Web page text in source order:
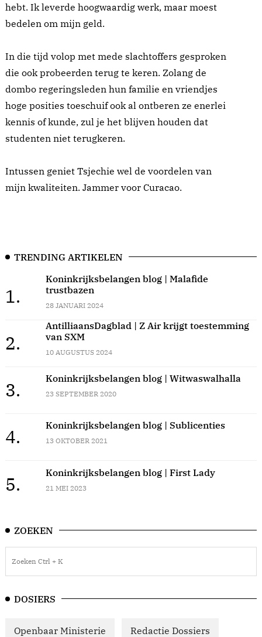
hebt. Ik leverde hoogwaardig werk, maar moest
bedelen om mijn geld.
In die tijd volop met mede slachtoffers gesproken
die ook probeerden terug te keren. Zolang de
dombo regeringsleden hun familie en vriendjes
hoge posities toeschuif ook al ontberen ze enerlei
kennis of kunde, zul je het blijven houden dat
studenten niet terugkeren.
Intussen geniet Tsjechie wel de voordelen van
mijn kwaliteiten. Jammer voor Curacao.
TRENDING ARTIKELEN
1.
Koninkrijksbelangen blog | Malafide
trustbazen
28 JANUARI 2024
2.
AntilliaansDagblad | Z Air krijgt toestemming
van SXM
10 AUGUSTUS 2024
3.
Koninkrijksbelangen blog | Witwaswalhalla
23 SEPTEMBER 2020
4.
Koninkrijksbelangen blog | Sublicenties
13 OKTOBER 2021
5.
Koninkrijksbelangen blog | First Lady
21 MEI 2023
ZOEKEN
DOSIERS
Openbaar Ministerie Redactie Dossiers